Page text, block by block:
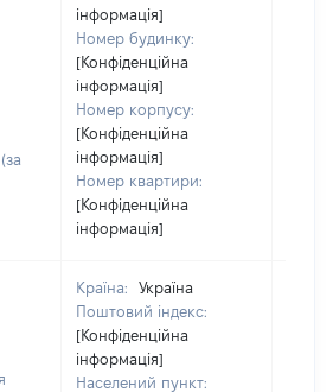
інформація]
Номер будинку:
[Конфіденційна
інформація]
Номер корпусу:
[Конфіденційна
інформація]
Номер квартири:
[Конфіденційна
інформація]
Країна:
Україна
Поштовий індекс:
[Конфіденційна
інформація]
Населений пункт: